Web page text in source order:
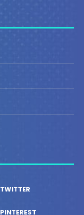
TWITTER
PINTEREST